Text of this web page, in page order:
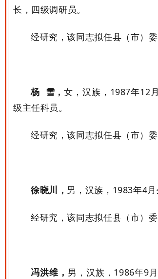
长，四级调研员。
经研究，该同志拟任县（市）委
杨 雪，女，汉族， 1987年12
级主任科员。
经研究，该同志拟任县（市）委
徐晓川， 男，汉族， 1983年4
经研究，该同志拟任县（市）委
冯洪维， 男，汉族， 1986年9